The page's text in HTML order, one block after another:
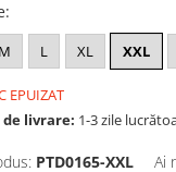
:
M L XL XXL
EPUIZAT
livrare: 1-3 zile
PTD0165-XXL Ai